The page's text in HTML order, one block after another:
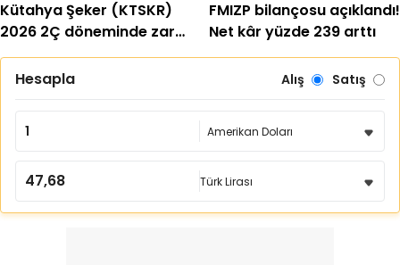
Kütahya Şeker (KTSKR)
2026 2Ç döneminde zarar
etti
FMIZP bilançosu açıklandı!
Net kâr yüzde 239 arttı
Hesapla Alış Satış